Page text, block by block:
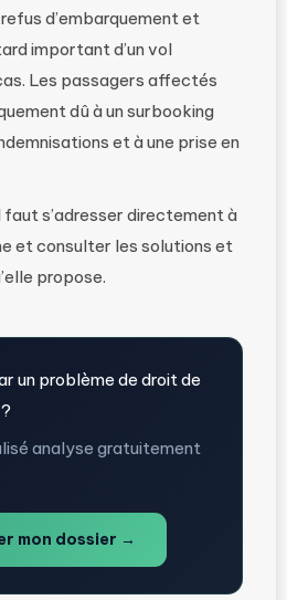
d’embarquement et
important d’un vol
Les passagers affectés
dû à un surbooking
et à une prise en
faut s’adresser directement à
et consulter les solutions et
propose.
un problème de droit de
analyse gratuitement
mon dossier →